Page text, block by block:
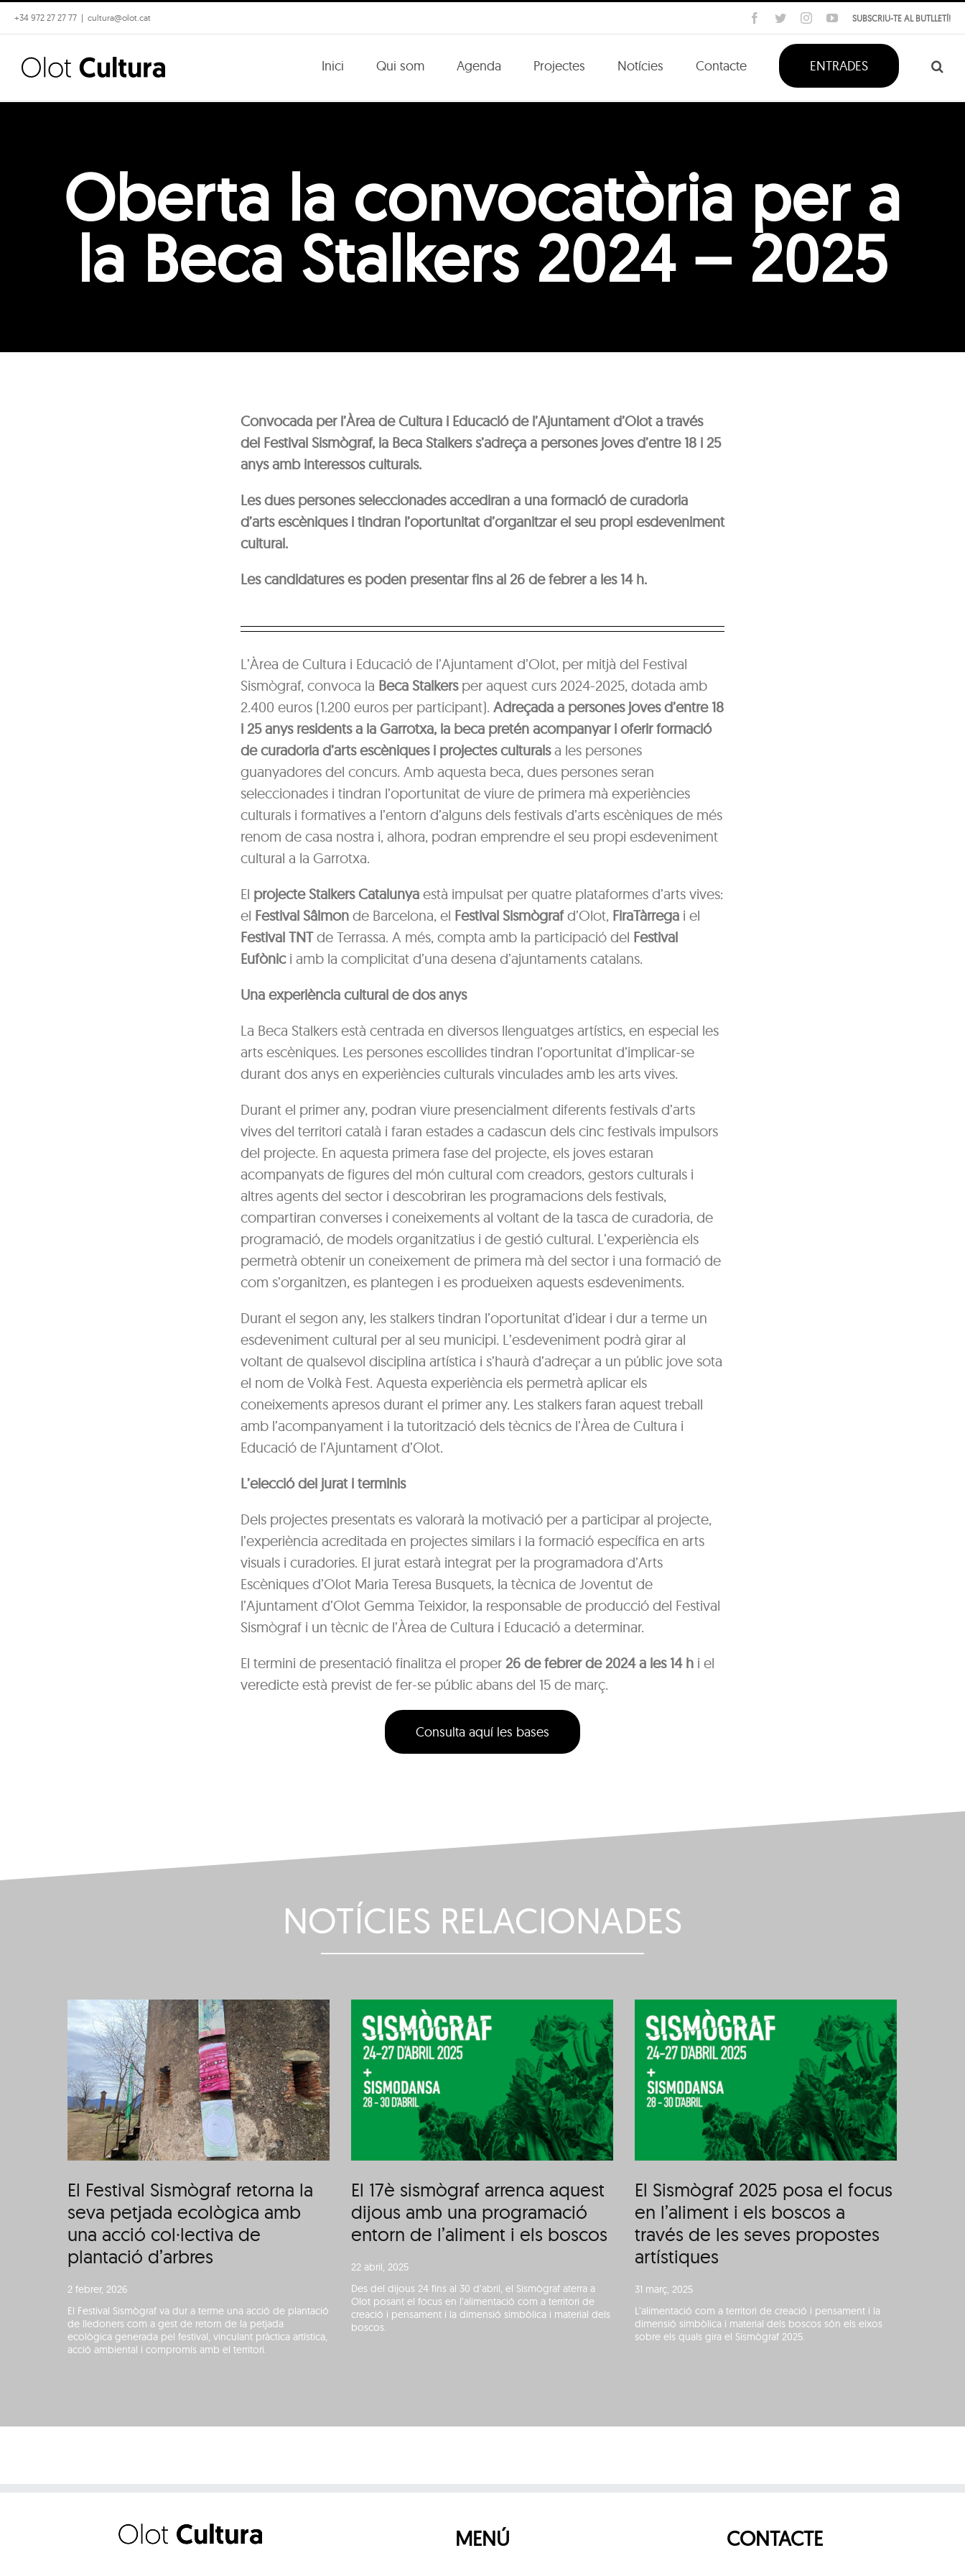
Skip
to
content
+34 972 27 27 77 | cultura@olot.cat SUBSCRIU-TE AL BUTLLETÍ!
Facebook
TwitterInstagramYouTube
Inici Qui som Agenda Projectes Notícies Contacte ENTRADES
Oberta la convocatòria per a
la Beca Stalkers 2024 – 2025
Convocada per l’Àrea de Cultura i Educació de l’Ajuntament d’Olot a través
del Festival Sismògraf, la Beca Stalkers s’adreça a persones joves d’entre 18 i 25
anys amb interessos culturals.
Les dues persones seleccionades accediran a una formació de curadoria
d’arts escèniques i tindran l’oportunitat d’organitzar el seu propi esdeveniment
cultural.
Les candidatures es poden presentar fins al 26 de febrer a les 14 h.
L’Àrea de Cultura i Educació de l’Ajuntament d’Olot, per mitjà del Festival
Sismògraf, convoca la Beca Stalkersper aquest curs 2024-2025, dotada amb
2.400 euros (1.200 euros per participant). Adreçada a persones joves d’entre 18
i 25 anys residents a la Garrotxa, la beca pretén acompanyar i oferir formació
de curadoria d’arts escèniques i projectes culturalsa les persones
guanyadores del concurs. Amb aquesta beca, dues persones seran
seleccionades i tindran l’oportunitat de viure de primera mà experiències
culturals i formatives a l’entorn d’alguns dels festivals d’arts escèniques de més
renom de casa nostra i, alhora, podran emprendre el seu propi esdeveniment
cultural a la Garrotxa.
El projecte Stalkers Catalunyaestà impulsat per quatre plataformes d’arts vives:
el Festival Sâlmonde Barcelona, el Festival Sismògrafd’Olot, FiraTàrregai el
Festival TNTde Terrassa. A més, compta amb la participació del Festival
Eufònici amb la complicitat d’una desena d’ajuntaments catalans.
Una experiència cultural de dos anys
La Beca Stalkers està centrada en diversos llenguatges artístics, en especial les
arts escèniques. Les persones escollides tindran l’oportunitat d’implicar-se
durant dos anys en experiències culturals vinculades amb les arts vives.
Durant el primer any, podran viure presencialment diferents festivals d’arts
vives del territori català i faran estades a cadascun dels cinc festivals impulsors
del projecte. En aquesta primera fase del projecte, els joves estaran
acompanyats de figures del món cultural com creadors, gestors culturals i
altres agents del sector i descobriran les programacions dels festivals,
compartiran converses i coneixements al voltant de la tasca de curadoria, de
programació, de models organitzatius i de gestió cultural. L’experiència els
permetrà obtenir un coneixement de primera mà del sector i una formació de
com s’organitzen, es plantegen i es produeixen aquests esdeveniments.
Durant el segon any, les stalkers tindran l’oportunitat d’idear i dur a terme un
esdeveniment cultural per al seu municipi. L’esdeveniment podrà girar al
voltant de qualsevol disciplina artística i s’haurà d’adreçar a un públic jove sota
el nom de Volkà Fest. Aquesta experiència els permetrà aplicar els
coneixements apresos durant el primer any. Les stalkers faran aquest treball
amb l’acompanyament i la tutorització dels tècnics de l’Àrea de Cultura i
Educació de l’Ajuntament d’Olot.
L’elecció del jurat i terminis
Dels projectes presentats es valorarà la motivació per a participar al projecte,
l’experiència acreditada en projectes similars i la formació específica en arts
visuals i curadories. El jurat estarà integrat per la programadora d’Arts
Escèniques d’Olot Maria Teresa Busquets, la tècnica de Joventut de
l’Ajuntament d’Olot Gemma Teixidor, la responsable de producció del Festival
Sismògraf i un tècnic de l’Àrea de Cultura i Educació a determinar.
El termini de presentació finalitza el proper 26 de febrer de 2024 a les 14 hi el
veredicte està previst de fer-se públic abans del 15 de març.
Consulta aquí les bases
NOTÍCIES RELACIONADES
El Festival Sismògraf retorna la
seva petjada ecològica amb
una acció col·lectiva de
plantació d’arbres
2 febrer, 2026
El Festival Sismògraf va dur a terme una acció de plantació
de lledoners com a gest de retorn de la petjada
ecològica generada pel festival, vinculant pràctica artística,
acció ambiental i compromís amb el territori.
El 17è sismògraf
arrenca aquest dijous
amb una programació
entorn de l’aliment i els
boscos
El 17è sismògraf arrenca aquest
dijous amb una programació
entorn de l’aliment i els boscos
22 abril, 2025
Des del dijous 24 fins al 30 d’abril, el Sismògraf aterra a
Olot posant el focus en l’alimentació com a territori de
creació i pensament i la dimensió simbòlica i material dels
boscos.
El Sismògraf 2025 posa
el focus en l’aliment i
els boscos a través de
les seves propostes
artístiques
El Sismògraf 2025 posa el focus
en l’aliment i els boscos a
través de les seves propostes
artístiques
31 març, 2025
L’alimentació com a territori de creació i pensament i la
dimensió simbòlica i material dels boscos són els eixos
sobre els quals gira el Sismògraf 2025.
Participa en una rua-
acció-manifestació
performativa i amb
consciència ecològica
pel Sismògraf 2025
MENÚ CONTACTE